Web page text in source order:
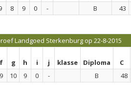
8 9 0 - B 43
Landgoed Sterkenburg op 22-8-2015
f g h i j klasse Diploma
C
9 10 9 0 - B 48